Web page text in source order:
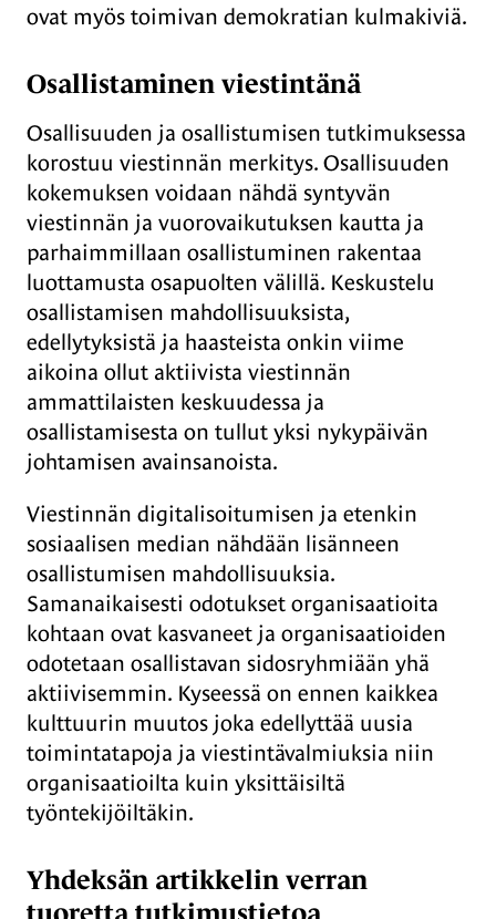
ovat myös toimivan demokratian kulmakiviä.
Osallistaminen viestintänä
Osallisuuden ja osallistumisen tutkimuksessa
korostuu viestinnän merkitys. Osallisuuden
kokemuksen voidaan nähdä syntyvän
viestinnän ja vuorovaikutuksen kautta ja
parhaimmillaan osallistuminen rakentaa
luottamusta osapuolten välillä. Keskustelu
osallistamisen mahdollisuuksista,
edellytyksistä ja haasteista onkin viime
aikoina ollut aktiivista viestinnän
ammattilaisten keskuudessa ja
osallistamisesta on tullut yksi nykypäivän
johtamisen avainsanoista.
Viestinnän digitalisoitumisen ja etenkin
sosiaalisen median nähdään lisänneen
osallistumisen mahdollisuuksia.
Samanaikaisesti odotukset organisaatioita
kohtaan ovat kasvaneet ja organisaatioiden
odotetaan osallistavan sidosryhmiään yhä
aktiivisemmin. Kyseessä on ennen kaikkea
kulttuurin muutos joka edellyttää uusia
toimintatapoja ja viestintävalmiuksia niin
organisaatioilta kuin yksittäisiltä
työntekijöiltäkin.
Yhdeksän artikkelin verran
tuoretta tutkimustietoa